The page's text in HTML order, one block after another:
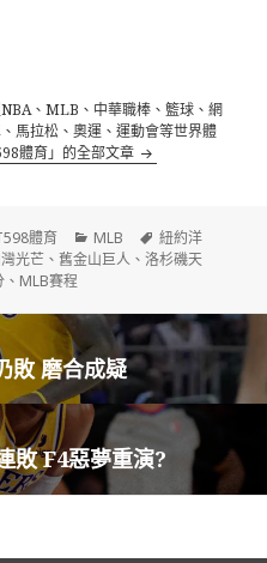
、MLB、中華職棒、籃球、網
馬拉松、奧運、運動會等世界體
體育」的全部文章
體育
分
類
MLB
標
籤
紐約洋
光芒 、舊金山巨人 、洛杉磯天
、 MLB賽程
敗 磨合成疑
敗 F4惡夢重演?